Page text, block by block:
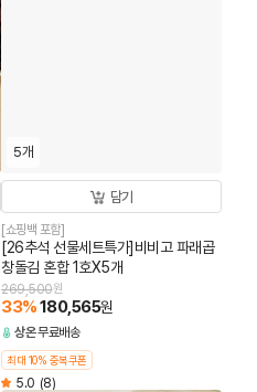
5개
담기
[쇼핑백 포함]
[26추석 선물세트특가]비비고 파래곱
창돌김 혼합 1호X5개
269,500원
33%180,565원
상온무료배송
최대 10% 중복쿠폰
5.0 (8)